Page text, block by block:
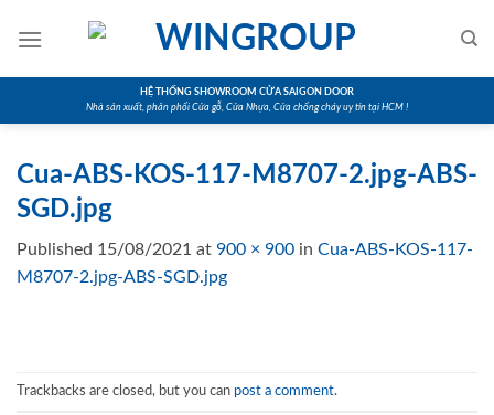
HỆ THỐNG SHOWROOM CỬA SAIGON DOOR
Nhà sản xuất, phân phối Cửa gỗ, Cửa Nhựa, Cửa chống cháy uy tín tại HCM !
Cua-ABS-KOS-117-M8707-2.jpg-ABS-
SGD.jpg
Published 15/08/2021 at 900 × 900 in Cua-ABS-KOS-117-
M8707-2.jpg-ABS-SGD.jpg
Trackbacks are closed, but you can post a comment.